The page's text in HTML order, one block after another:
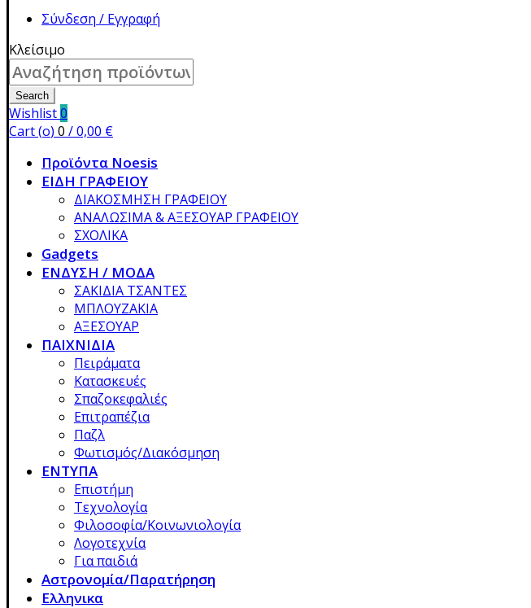
Σύνδεση / Εγγραφή
Κλείσιμο
Search
for:
Search
Wishlist0
Cart (o) 0 /0,00 €
Προϊόντα Noesis
ΕΙΔΗ ΓΡΑΦΕΙΟΥ
ΔΙΑΚΟΣΜΗΣΗ ΓΡΑΦΕΙΟΥ
ΑΝΑΛΩΣΙΜΑ & ΑΞΕΣΟΥΑΡ ΓΡΑΦΕΙΟΥ
ΣΧΟΛΙΚΑ
Gadgets
ΕΝΔΥΣΗ / ΜΟΔΑ
ΣΑΚΙΔΙΑ ΤΣΑΝΤΕΣ
ΜΠΛΟΥΖΑΚΙΑ
ΑΞΕΣΟΥΑΡ
ΠΑΙΧΝΙΔΙΑ
Πειράματα
Κατασκευές
Σπαζοκεφαλιές
Επιτραπέζια
Παζλ
Φωτισμός/Διακόσμηση
ΕΝΤΥΠΑ
Επιστήμη
Τεχνολογία
Φιλοσοφία/Κοινωνιολογία
Λογοτεχνία
Για παιδιά
Αστρονομία/Παρατήρηση
Ελληνικα